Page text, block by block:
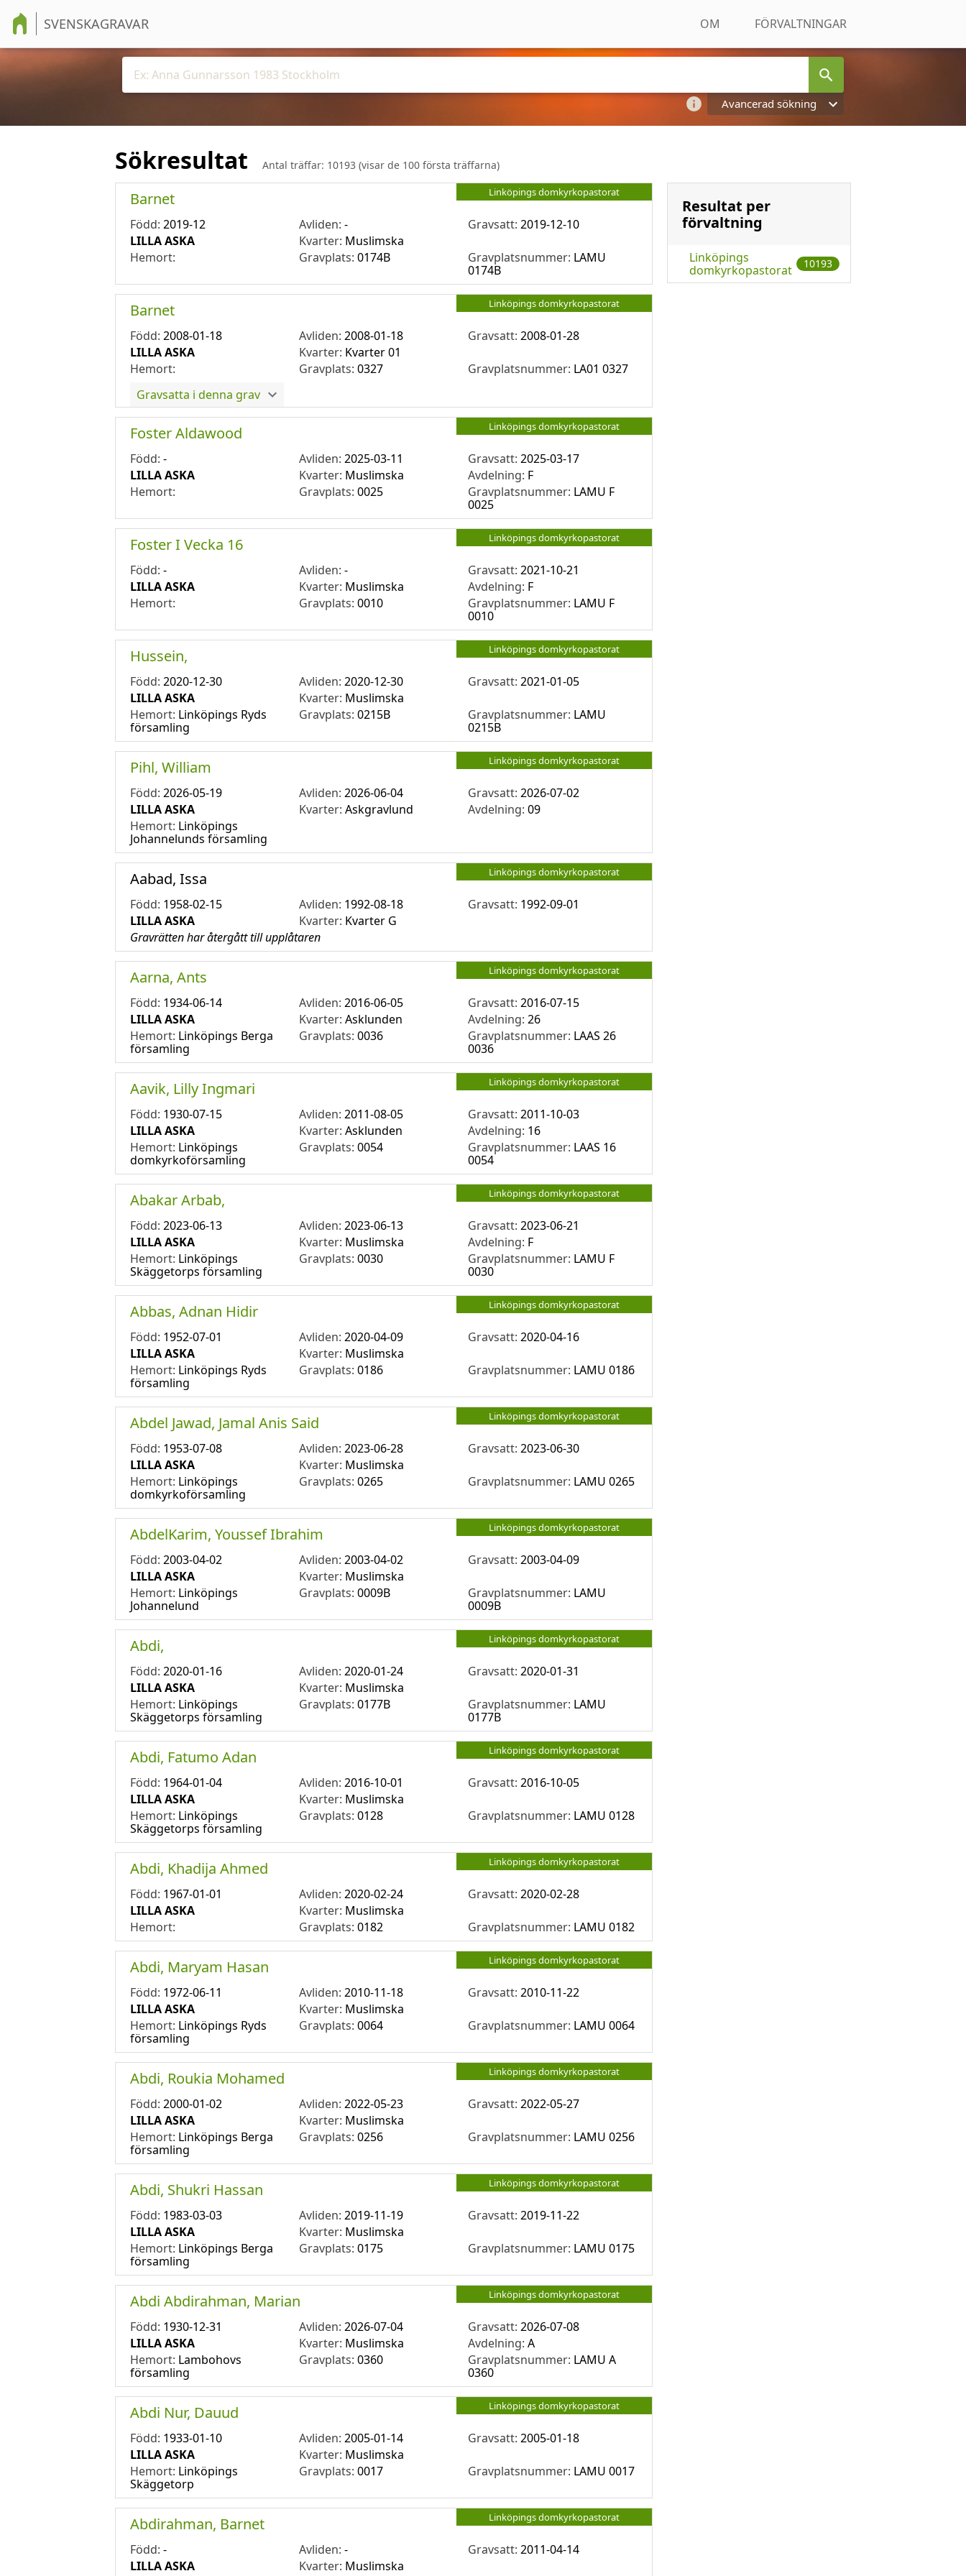
SVENSKAGRAVAR OM FÖRVALTNINGAR
Avancerad sökning
Sökresultat Antal träffar: 10193 (visar de 100 första träffarna)
Resultat per
förvaltning
Linköpings
domkyrkopastorat
10193
Linköpings domkyrkopastorat
Barnet
Född: 2019-12 Avliden:- Gravsatt:2019-12-10
LILLA ASKA
Kvarter: Muslimska
Hemort:
Gravplats:0174B Gravplatsnummer: LAMU
0174B
Linköpings domkyrkopastorat
Barnet
Född: 2008-01-18 Avliden:2008-01-18 Gravsatt:2008-01-28
LILLA ASKA
Kvarter: Kvarter 01
Hemort:
Gravplats:0327 Gravplatsnummer: LA01 0327
Gravsatta i denna grav
Linköpings domkyrkopastorat
Foster Aldawood
Född: - Avliden:2025-03-11 Gravsatt:2025-03-17
LILLA ASKA
Kvarter: Muslimska Avdelning: F
Hemort:
Gravplats:0025 Gravplatsnummer: LAMU F
0025
Linköpings domkyrkopastorat
Foster I Vecka 16
Född: - Avliden:- Gravsatt:2021-10-21
LILLA ASKA
Kvarter: Muslimska Avdelning: F
Hemort:
Gravplats:0010 Gravplatsnummer: LAMU F
0010
Linköpings domkyrkopastorat
Hussein,
Född: 2020-12-30 Avliden:2020-12-30 Gravsatt:2021-01-05
LILLA ASKA
Kvarter: Muslimska
Hemort: Linköpings Ryds
församling
Gravplats:0215B Gravplatsnummer: LAMU
0215B
Linköpings domkyrkopastorat
Pihl, William
Född: 2026-05-19 Avliden:2026-06-04 Gravsatt:2026-07-02
LILLA ASKA
Kvarter:Askgravlund Avdelning:09
Hemort: Linköpings
Johannelunds församling
Linköpings domkyrkopastorat
Aabad, Issa
Född: 1958-02-15 Avliden: 1992-08-18 Gravsatt: 1992-09-01
LILLA ASKA
Kvarter: Kvarter G
Gravrätten har återgått till upplåtaren
Linköpings domkyrkopastorat
Aarna, Ants
Född: 1934-06-14 Avliden:2016-06-05 Gravsatt:2016-07-15
LILLA ASKA
Kvarter:Asklunden Avdelning:26
Hemort: Linköpings Berga
församling
Gravplats:0036 Gravplatsnummer: LAAS 26
0036
Linköpings domkyrkopastorat
Aavik, Lilly Ingmari
Född: 1930-07-15 Avliden:2011-08-05 Gravsatt:2011-10-03
LILLA ASKA
Kvarter:Asklunden Avdelning: 16
Hemort: Linköpings
domkyrkoförsamling
Gravplats:0054 Gravplatsnummer: LAAS 16
0054
Linköpings domkyrkopastorat
Abakar Arbab,
Född: 2023-06-13 Avliden:2023-06-13 Gravsatt:2023-06-21
LILLA ASKA
Kvarter: Muslimska Avdelning: F
Hemort: Linköpings
Skäggetorps församling
Gravplats:0030 Gravplatsnummer: LAMU F
0030
Linköpings domkyrkopastorat
Abbas, Adnan Hidir
Född: 1952-07-01 Avliden:2020-04-09 Gravsatt:2020-04-16
LILLA ASKA
Kvarter: Muslimska
Hemort: Linköpings Ryds
församling
Gravplats:0186 Gravplatsnummer: LAMU 0186
Linköpings domkyrkopastorat
Abdel Jawad, Jamal Anis Said
Född: 1953-07-08 Avliden:2023-06-28 Gravsatt:2023-06-30
LILLA ASKA
Kvarter: Muslimska
Hemort: Linköpings
domkyrkoförsamling
Gravplats:0265 Gravplatsnummer: LAMU 0265
Linköpings domkyrkopastorat
AbdelKarim, Youssef Ibrahim
Född: 2003-04-02 Avliden:2003-04-02 Gravsatt:2003-04-09
LILLA ASKA
Kvarter: Muslimska
Hemort: Linköpings
Johannelund
Gravplats:0009B Gravplatsnummer: LAMU
0009B
Linköpings domkyrkopastorat
Abdi,
Född: 2020-01-16 Avliden:2020-01-24 Gravsatt:2020-01-31
LILLA ASKA
Kvarter: Muslimska
Hemort: Linköpings
Skäggetorps församling
Gravplats:0177B Gravplatsnummer: LAMU
0177B
Linköpings domkyrkopastorat
Abdi, Fatumo Adan
Född: 1964-01-04 Avliden:2016-10-01 Gravsatt:2016-10-05
LILLA ASKA
Kvarter: Muslimska
Hemort: Linköpings
Skäggetorps församling
Gravplats:0128 Gravplatsnummer: LAMU 0128
Linköpings domkyrkopastorat
Abdi, Khadija Ahmed
Född: 1967-01-01 Avliden:2020-02-24 Gravsatt:2020-02-28
LILLA ASKA
Kvarter: Muslimska
Hemort:
Gravplats:0182 Gravplatsnummer: LAMU 0182
Linköpings domkyrkopastorat
Abdi, Maryam Hasan
Född: 1972-06-11 Avliden:2010-11-18 Gravsatt:2010-11-22
LILLA ASKA
Kvarter: Muslimska
Hemort: Linköpings Ryds
församling
Gravplats:0064 Gravplatsnummer: LAMU 0064
Linköpings domkyrkopastorat
Abdi, Roukia Mohamed
Född: 2000-01-02 Avliden:2022-05-23 Gravsatt:2022-05-27
LILLA ASKA
Kvarter: Muslimska
Hemort: Linköpings Berga
församling
Gravplats:0256 Gravplatsnummer: LAMU 0256
Linköpings domkyrkopastorat
Abdi, Shukri Hassan
Född: 1983-03-03 Avliden:2019-11-19 Gravsatt:2019-11-22
LILLA ASKA
Kvarter: Muslimska
Hemort: Linköpings Berga
församling
Gravplats:0175 Gravplatsnummer: LAMU 0175
Linköpings domkyrkopastorat
Abdi Abdirahman, Marian
Född: 1930-12-31 Avliden:2026-07-04 Gravsatt:2026-07-08
LILLA ASKA
Kvarter: Muslimska Avdelning:A
Hemort: Lambohovs
församling
Gravplats:0360 Gravplatsnummer: LAMU A
0360
Linköpings domkyrkopastorat
Abdi Nur, Dauud
Född: 1933-01-10 Avliden:2005-01-14 Gravsatt:2005-01-18
LILLA ASKA
Kvarter: Muslimska
Hemort: Linköpings
Skäggetorp
Gravplats:0017 Gravplatsnummer: LAMU 0017
Linköpings domkyrkopastorat
Abdirahman, Barnet
Född: - Avliden:- Gravsatt:2011-04-14
LILLA ASKA
Kvarter: Muslimska